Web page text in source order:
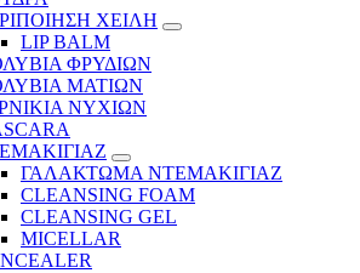
ΧΕΙΛΗ
LIP BALM
ΦΡΥΔΙΩΝ
ΜΑΤΙΩΝ
ΝΥΧΙΩΝ
ΓΑΛΑΚΤΩΜΑ ΝΤΕΜΑΚΙΓΙΑΖ
CLEANSING FOAM
CLEANSING GEL
MICELLAR